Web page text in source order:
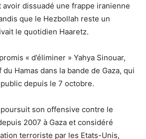
dissuadé une frappe iranienne
que le Hezbollah reste un
le quotidien Haaretz.
« d’éliminer » Yahya Sinouar,
du Hamas dans la bande de Gaza, qui
public depuis le 7 octobre.
poursuit son offensive contre le
2007 à Gaza et considéré
terroriste par les Etats-Unis,